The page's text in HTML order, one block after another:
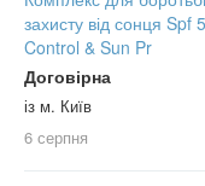
захисту від сонця
Control & Sun Pr
Договірна
із м. Київ
6 серпня